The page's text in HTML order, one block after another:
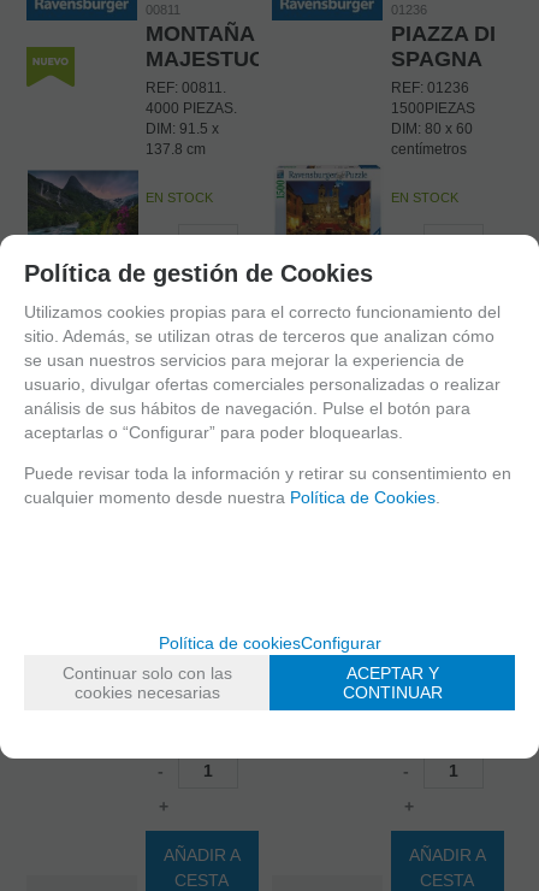
52,90 €
21.00% IVA
00811
MONTAÑA
MAJESTUOSA
REF: 00811.
4000 PIEZAS.
DIM: 91.5 x
137.8 cm
EN STOCK
+
AÑADIR A
CESTA
25,20 €
21.00%IVA
01236
PIAZZA DI
SPAGNA
REF: 01236
1500PIEZAS
DIM: 80 x 60
centímetros
EN STOCK
AÑADIR A
CESTA
1000PZAS
EUROGRAPHICS
-
+
AÑADIR A
CESTA
48,8X67,6CM.
EUROGRAPHICS
-
+
AÑADIR A
CESTA
Política de gestión de Cookies
Utilizamos cookies propias para el correcto funcionamiento del
sitio. Además, se utilizan otras de terceros que analizan cómo
se usan nuestros servicios para mejorar la experiencia de
usuario, divulgar ofertas comerciales personalizadas o realizar
análisis de sus hábitos de navegación. Pulse el botón para
aceptarlas o “Configurar” para poder bloquearlas.
Puede revisar toda la información y retirar su consentimiento en
cualquier momento desde nuestra Política de Cookies
Política de cookiesConfigurar
Continuar solo con las
cookies necesarias
ACEPTAR Y
CONTINUAR